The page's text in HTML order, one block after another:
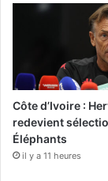
Côte d’Ivoire :
redevient
Éléphants
il y a 11 heures